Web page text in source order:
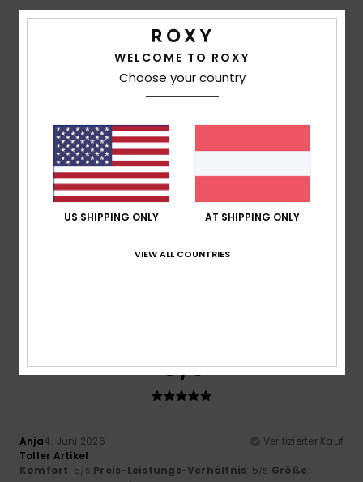
Gerardo Borja29. Juni 2026
Verifizierter Kauf
Es war ein Geschenk, und es hat ihm gefallen … es war nicht
Original anzeigen - Castellano
Preis-Leistungs-Verhältnis
5 /5
16. Juni 2026
Verifizierter Kauf
5/5
Anja4. Juni 2026
Verifizierter Kauf
Toller Artikel
Komfort: 5/5 Preis-Leistungs-Verhältnis: 5/5 Größe:
WELCOME TO ROXY
Choose your country
US SHIPPING ONLY AT SHIPPING ONLY
VIEW ALL COUNTRIES